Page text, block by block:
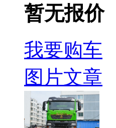
暂无报价
我要购车
图片文章